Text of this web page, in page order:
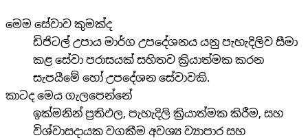
මෙම සේවාව කුමක්ද
ඩිජිටල් උපාය මාර්ග උපදේශනය යනු පැහැදිලිව සීමා
කළ සේවා පරාසයක් සහිතව ක්‍රියාත්මක කරන
සැපයීමේ හෝ උපදේශන සේවාවකි.
කාටද මෙය ගැලපෙන්නේ
ඉක්මනින් ප්‍රතිඵල, පැහැදිලි ක්‍රියාත්මක කිරීම, සහ
විශ්වාසදායක වගකීම අවශ්‍ය ව්‍යාපාර සහ